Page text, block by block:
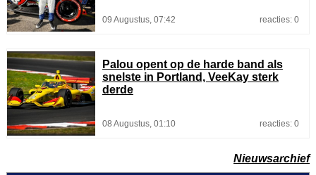
09 Augustus, 07:42 reacties: 0
Palou opent op de harde band als
snelste in Portland, VeeKay sterk
derde
08 Augustus, 01:10 reacties: 0
Nieuwsarchief